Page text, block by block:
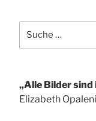
nach:
„Alle Bilder
Elizabeth